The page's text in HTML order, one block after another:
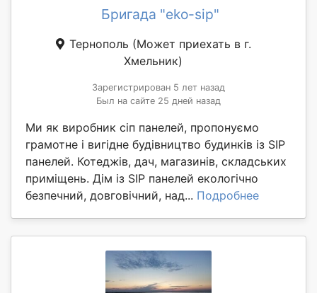
Бригада "eko-sip"
Тернополь (Может приехать в г.
Хмельник)
Зарегистрирован 5 лет назад
Был на сайте 25 дней назад
Ми як виробник сіп панелей, пропонуємо
грамотне і вигідне будівництво будинків із SIP
панелей. Котеджів, дач, магазинів, складських
приміщень. Дім із SIP панелей екологічно
безпечний, довговічний, над... Подробнее